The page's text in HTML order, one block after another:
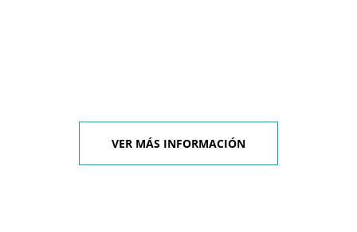
VER MÁS INFORMACIÓN